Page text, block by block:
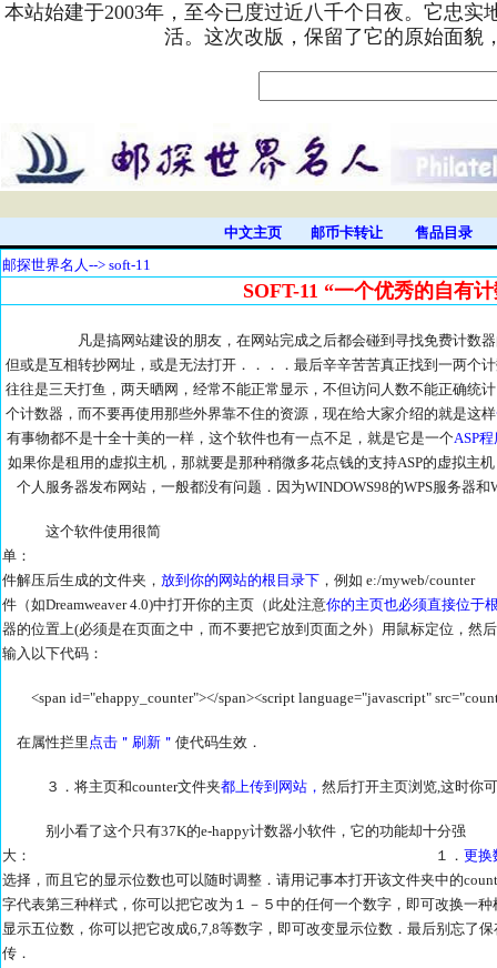
本站始建于2003年，至今已度过近八千个日夜。它忠
活。这次改版，保留了它的原始面貌
中文主页 邮币卡转让
售品目录
邮探世界名人--> soft-11
SOFT-11 “一个优秀的自有
凡是搞网站建设的朋友，在网站完成之后都会碰到寻找免费计数器
但或是互相转抄网址，或是无法打开．．．．最后辛辛苦苦真正找到一两个
往往是三天打鱼，两天晒网，经常不能正常显示，不但访问人数不能正确统
个计数器，而不要再使用那些外界靠不住的资源，现在给大家介绍的就是这样
有事物都不是十全十美的一样，这个软件也有一点不足，就是它是一个ASP
如果你是租用的虚拟主机，那就要是那种稍微多花点钱的支持ASP的虚拟主
个人服务器发布网站，一般都没有问题．因为WINDOWS98的WPS服务器
这个软件使用很简
单： １．请
件解压后生成的文件夹， 放到你的网站的根目录下 ，例如 e:/
件（如Dreamweaver 4.0)中打开你的主页（此处注意你的主页也必须直接位于
器的位置上(必须是在页面之中，而不要把它放到页面之外）用鼠标定位，然
输入以下代码：
<span id="ehappy_counter"></span><script language="javascript"
在属性拦里点击＂刷新＂ 使代码生效．
３．将主页和counter文件夹都上传到网站， 然后打开主页浏览,这时你
别小看了这个只有37K的e-happy计数器小软件，它的功能却十分强
大： １． 更换
选择，而且它的显示位数也可以随时调整．请用记事本打开该文件夹中的
字代表第三种样式，你可以把它改为１－５中的任何一个数字，即可改换一
显示五位数，你可以把它改成6,7,8等数字，即可改变显示位数．最后别忘了
传． ２．如果你